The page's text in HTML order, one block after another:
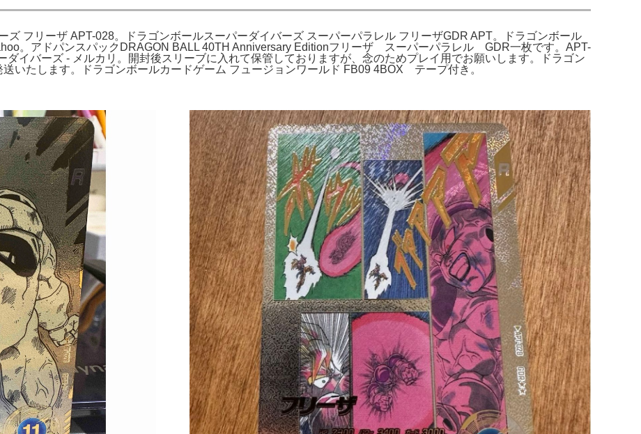
ズ フリーザ APT-028。ドラゴンボールスーパーダイバーズ スーパーパラレル フリーザGDR APT。ドラゴンボール
。アドパンスパックDRAGON BALL 40TH Anniversary Editionフリーザ スーパーパラレル GDR一枚です。APT-
イバーズ - メルカリ。開封後スリーブに入れて保管しておりますが、念のためプレイ用でお願いします。ドラゴン
たします。ドラゴンボールカードゲーム フュージョンワールド FB09 4BOX テープ付き。